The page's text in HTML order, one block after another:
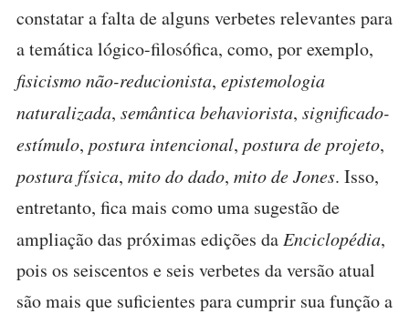
constatar a falta de alguns verbetes relevantes para
a temática lógico-filosófica, como, por exemplo,
fisicismo não-reducionista, epistemologia
naturalizada, semântica behaviorista, significado-
estímulo, postura intencional, postura de projeto,
postura física, mito do dado, mito de Jones. Isso,
entretanto, fica mais como uma sugestão de
ampliação das próximas edições da Enciclopédia,
pois os seiscentos e seis verbetes da versão atual
são mais que suficientes para cumprir sua função a